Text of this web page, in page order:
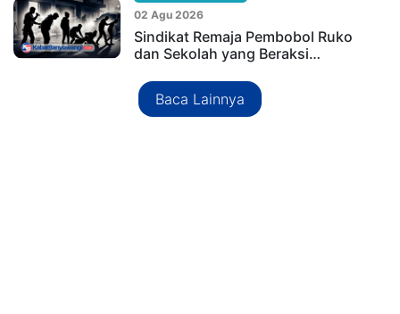
02 Agu 2026
Sindikat Remaja Pembobol Ruko
dan Sekolah yang Beraksi…
Baca Lainnya